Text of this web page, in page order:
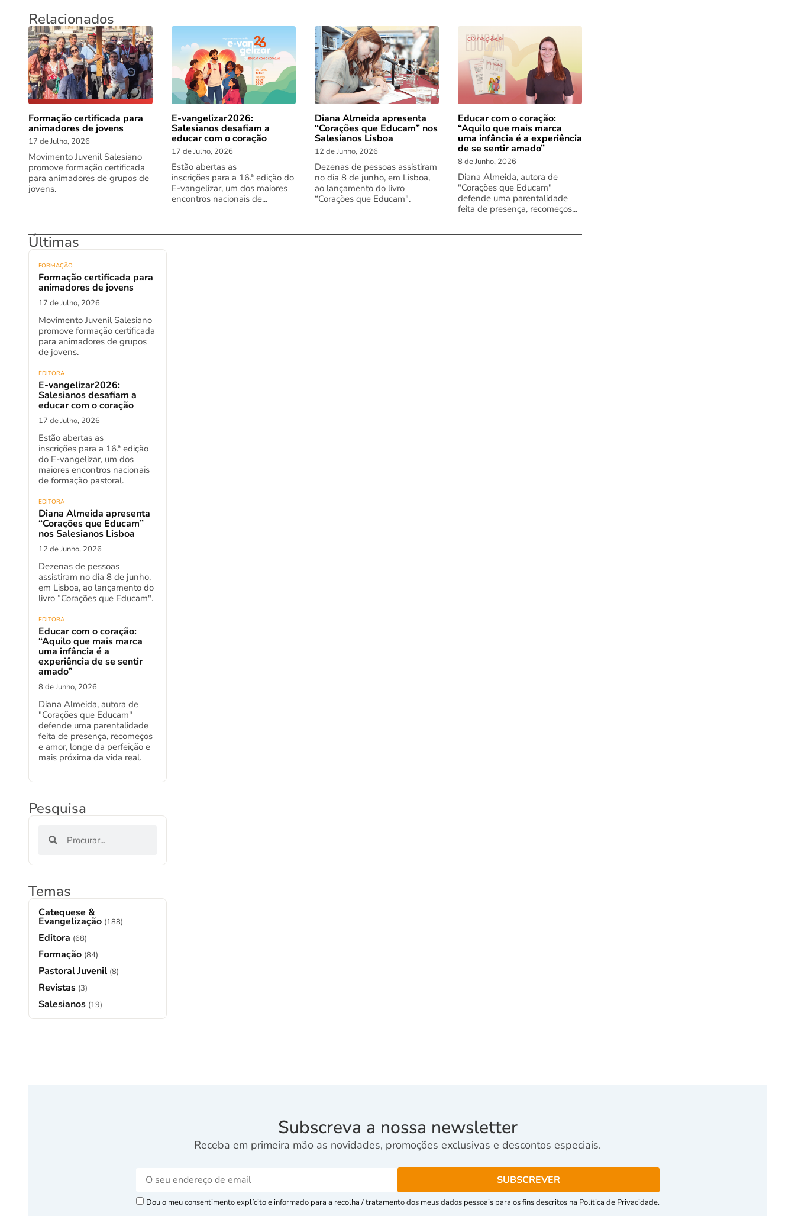
Relacionados
Formação certificada para
animadores de jovens
17 de Julho, 2026
Movimento Juvenil Salesiano
promove formação certificada
para animadores de grupos de
jovens.
E-vangelizar2026:
Salesianos desafiam a
educar com o coração
17 de Julho, 2026
Estão abertas as
inscrições para a 16.ª edição do
E-vangelizar, um dos maiores
encontros nacionais de...
Diana Almeida apresenta
“Corações que Educam” nos
Salesianos Lisboa
12 de Junho, 2026
Dezenas de pessoas assistiram
no dia 8 de junho, em Lisboa,
ao lançamento do livro
“Corações que Educam".
Educar com o coração:
“Aquilo que mais marca
uma infância é a experiência
de se sentir amado”
8 de Junho, 2026
Diana Almeida, autora de
"Corações que Educam"
defende uma parentalidade
feita de presença, recomeços...
Últimas
FORMAÇÃO
Formação certificada para
animadores de jovens
17 de Julho, 2026
Movimento Juvenil Salesiano
promove formação certificada
para animadores de grupos
de jovens.
EDITORA
E-vangelizar2026:
Salesianos desafiam a
educar com o coração
17 de Julho, 2026
Estão abertas as
inscrições para a 16.ª edição
do E-vangelizar, um dos
maiores encontros nacionais
de formação pastoral.
EDITORA
Diana Almeida apresenta
“Corações que Educam”
nos Salesianos Lisboa
12 de Junho, 2026
Dezenas de pessoas
assistiram no dia 8 de junho,
em Lisboa, ao lançamento do
livro “Corações que Educam".
EDITORA
Educar com o coração:
“Aquilo que mais marca
uma infância é a
experiência de se sentir
amado”
8 de Junho, 2026
Diana Almeida, autora de
"Corações que Educam"
defende uma parentalidade
feita de presença, recomeços
e amor, longe da perfeição e
mais próxima da vida real.
Pesquisa
Temas
Catequese &
Evangelização (188)
Editora (68)
Formação (84)
Pastoral Juvenil (8)
Revistas (3)
Salesianos (19)
Subscreva a nossa newsletter
Receba em primeira mão as novidades, promoções exclusivas e descontos especiais.
Dou o meu consentimento explícito e informado para a recolha / tratamento dos meus dados pessoais para os fins descritos na Política de Privacidade.